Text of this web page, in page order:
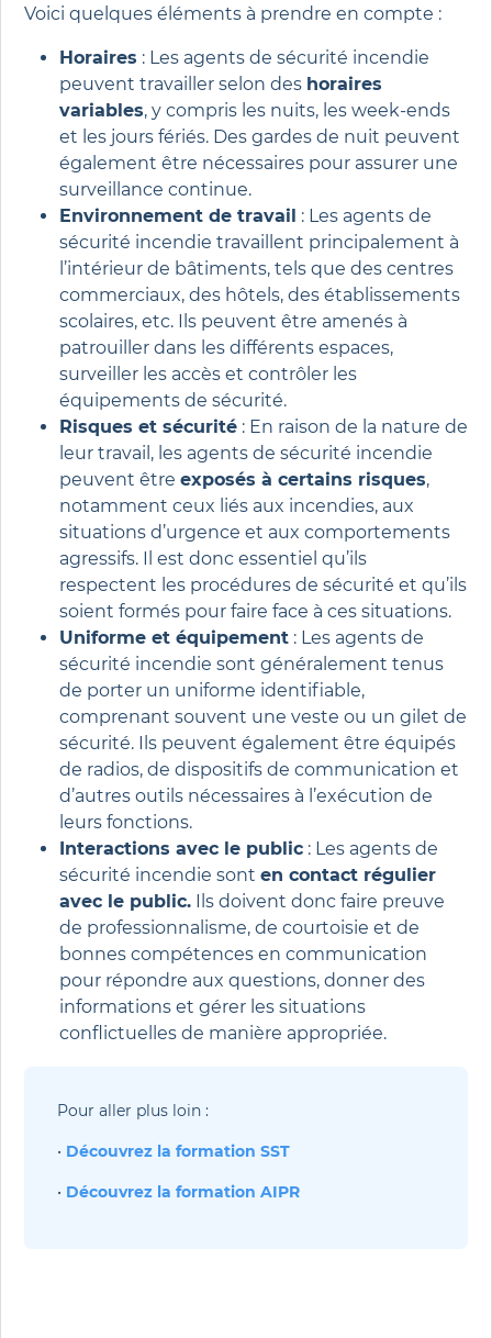
Voici quelques éléments à prendre en compte :
Horaires : Les agents de sécurité incendie
peuvent travailler selon des horaires
variables, y compris les nuits, les week-ends
et les jours fériés. Des gardes de nuit peuvent
également être nécessaires pour assurer une
surveillance continue.
Environnement de travail : Les agents de
sécurité incendie travaillent principalement à
l’intérieur de bâtiments, tels que des centres
commerciaux, des hôtels, des établissements
scolaires, etc. Ils peuvent être amenés à
patrouiller dans les différents espaces,
surveiller les accès et contrôler les
équipements de sécurité.
Risques et sécurité : En raison de la nature de
leur travail, les agents de sécurité incendie
peuvent être exposés à certains risques,
notamment ceux liés aux incendies, aux
situations d’urgence et aux comportements
agressifs. Il est donc essentiel qu’ils
respectent les procédures de sécurité et qu’ils
soient formés pour faire face à ces situations.
Uniforme et équipement : Les agents de
sécurité incendie sont généralement tenus
de porter un uniforme identifiable,
comprenant souvent une veste ou un gilet de
sécurité. Ils peuvent également être équipés
de radios, de dispositifs de communication et
d’autres outils nécessaires à l’exécution de
leurs fonctions.
Interactions avec le public : Les agents de
sécurité incendie sont en contact régulier
avec le public. Ils doivent donc faire preuve
de professionnalisme, de courtoisie et de
bonnes compétences en communication
pour répondre aux questions, donner des
informations et gérer les situations
conflictuelles de manière appropriée.
Pour aller plus loin :
• Découvrez la formation SST
• Découvrez la formation AIPR